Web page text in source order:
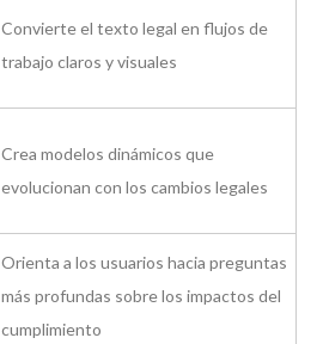
Convierte el texto legal en flujos de
trabajo claros y visuales
Crea modelos dinámicos que
evolucionan con los cambios legales
Orienta a los usuarios hacia preguntas
más profundas sobre los impactos del
cumplimiento